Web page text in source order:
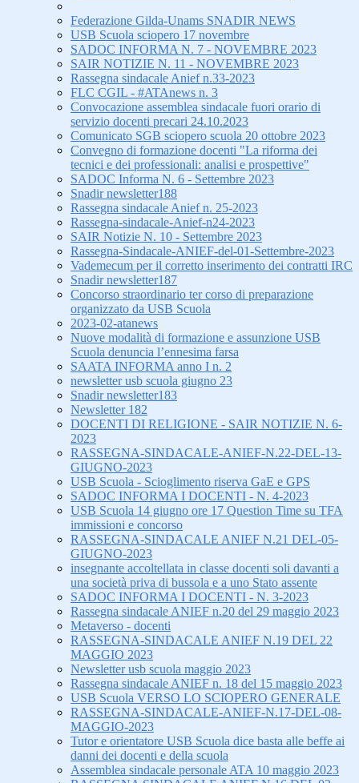
Federazione Gilda-Unams SNADIR NEWS
USB Scuola sciopero 17 novembre
SADOC INFORMA N. 7 - NOVEMBRE 2023
SAIR NOTIZIE N. 11 - NOVEMBRE 2023
Rassegna sindacale Anief n.33-2023
FLC CGIL - #ATAnews n. 3
Convocazione assemblea sindacale fuori orario di
servizio docenti precari 24.10.2023
Comunicato SGB sciopero scuola 20 ottobre 2023
Convegno di formazione docenti "La riforma dei
tecnici e dei professionali: analisi e prospettive"
SADOC Informa N. 6 - Settembre 2023
Snadir newsletter188
Rassegna sindacale Anief n. 25-2023
Rassegna-sindacale-Anief-n24-2023
SAIR Notizie N. 10 - Settembre 2023
Rassegna-Sindacale-ANIEF-del-01-Settembre-2023
Vademecum per il corretto inserimento dei contratti IRC
Snadir newsletter187
Concorso straordinario ter corso di preparazione
organizzato da USB Scuola
2023-02-atanews
Nuove modalità di formazione e assunzione USB
Scuola denuncia l’ennesima farsa
SAATA INFORMA anno I n. 2
newsletter usb scuola giugno 23
Snadir newsletter183
Newsletter 182
DOCENTI DI RELIGIONE - SAIR NOTIZIE N. 6-
2023
RASSEGNA-SINDACALE-ANIEF-N.22-DEL-13-
GIUGNO-2023
USB Scuola - Scioglimento riserva GaE e GPS
SADOC INFORMA I DOCENTI - N. 4-2023
USB Scuola 14 giugno ore 17 Question Time su TFA
immissioni e concorso
RASSEGNA-SINDACALE ANIEF N.21 DEL-05-
GIUGNO-2023
insegnante accoltellata in classe docenti soli davanti a
una società priva di bussola e a uno Stato assente
SADOC INFORMA I DOCENTI - N. 3-2023
Rassegna sindacale ANIEF n.20 del 29 maggio 2023
Metaverso - docenti
RASSEGNA-SINDACALE ANIEF N.19 DEL 22
MAGGIO 2023
Newsletter usb scuola maggio 2023
Rassegna sindacale ANIEF n. 18 del 15 maggio 2023
USB Scuola VERSO LO SCIOPERO GENERALE
RASSEGNA-SINDACALE-ANIEF-N.17-DEL-08-
MAGGIO-2023
Tutor e orientatore USB Scuola dice basta alle beffe ai
danni dei docenti e della scuola
Assemblea sindacale personale ATA 10 maggio 2023